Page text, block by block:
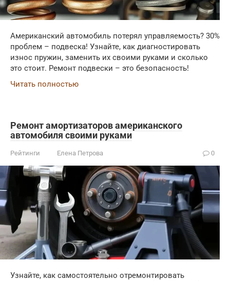
Американский автомобиль потерял управляемость? 30%
проблем – подвеска! Узнайте, как диагностировать
износ пружин, заменить их своими руками и сколько
это стоит. Ремонт подвески – это безопасность!
Читать полностью
Ремонт амортизаторов американского
автомобиля своими руками
Рейтинги Елена Петрова 0
Узнайте, как самостоятельно отремонтировать